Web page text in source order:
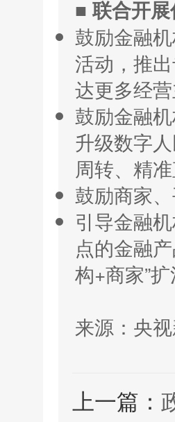
■ 联合开
鼓励金融
活动，推
达更多经
鼓励金融
升级数字
周转、精
鼓励商家
引导金融
点的金融
构+商家”
来源：央
上一篇：